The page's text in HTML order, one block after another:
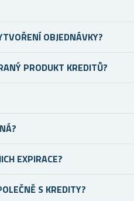
OBJEDNÁVKY?
PRODUKT KREDITŮ?
EXPIRACE?
S KREDITY?